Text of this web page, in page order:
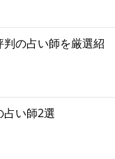
の占い師を厳選紹
占い師2選